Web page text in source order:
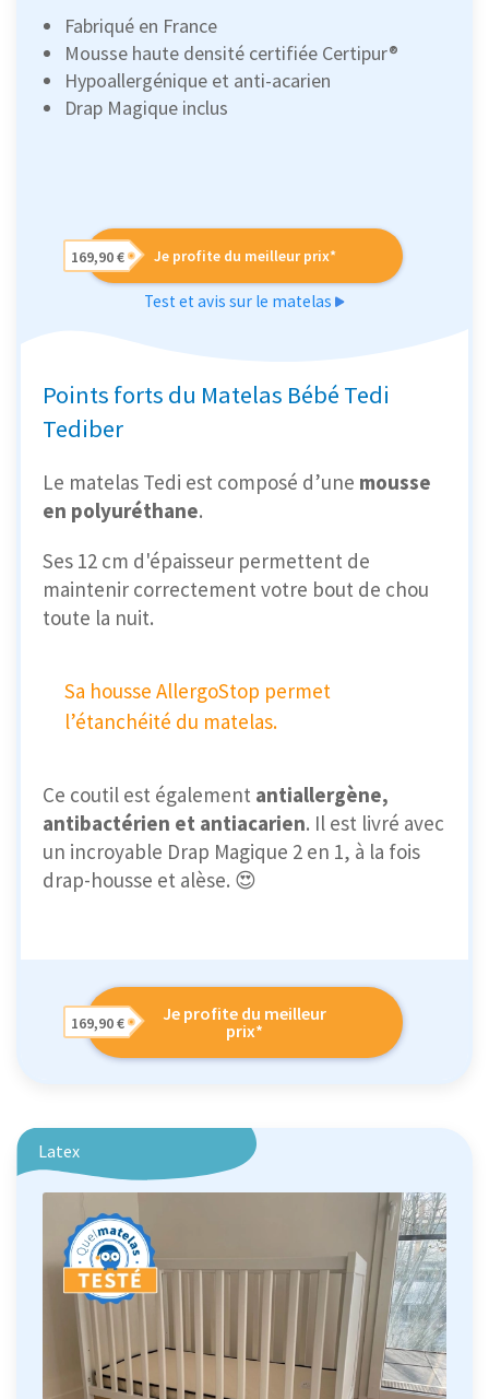
Fabriqué en France
Mousse haute densité certifiée Certipur®
Hypoallergénique et anti-acarien
Drap Magique inclus
Je profite du meilleur prix*
169,90 €
Test et avis sur le matelas
Points forts du Matelas Bébé Tedi
Tediber
Le matelas Tedi est composé d’une mousse
en polyuréthane.
Ses 12 cm d'épaisseur permettent de
maintenir correctement votre bout de chou
toute la nuit.
Sa housse AllergoStop permet
l’étanchéité du matelas.
Ce coutil est également antiallergène,
antibactérien et antiacarien. Il est livré avec
un incroyable Drap Magique 2 en 1, à la fois
drap-housse et alèse. 😍
Je profite du meilleur
prix*
169,90 €
Latex